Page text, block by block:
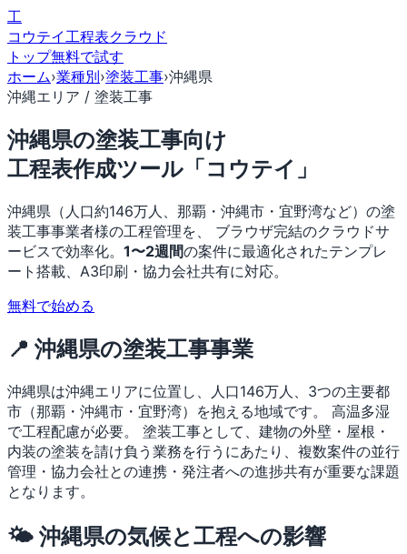
工
コウテイ工程表クラウド
トップ無料で試す
ホーム›業種別›塗装工事›沖縄県
沖縄エリア / 塗装工事
沖縄県の塗装工事向け
工程表作成ツール「コウテイ」
沖縄県（人口約146万人、那覇・沖縄市・宜野湾など）の塗
装工事事業者様の工程管理を、 ブラウザ完結のクラウドサ
ービスで効率化。 1〜2週間の案件に最適化されたテンプレ
ート搭載、A3印刷・協力会社共有に対応。
無料で始める
📍 沖縄県の塗装工事事業
沖縄県は沖縄エリアに位置し、人口146万人、3つの主要都
市（那覇・沖縄市・宜野湾）を抱える地域です。 高温多湿
で工程配慮が必要。
塗装工事として、建物の外壁・屋根・
内装の塗装を請け負う業務を行うにあたり、複数案件の並行
管理・協力会社との連携・発注者への進捗共有が重要な課題
となります。
🌤 沖縄県の気候と工程への影響